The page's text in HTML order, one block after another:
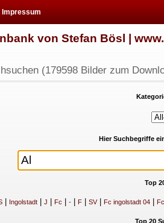
Impressum
von Stefan Bösl |
(179598 Bilder zum
Hier Suchbegriffe
Top
| Ingolstadt| J Fc -| F| SV| Fc ingolstadt 04|
Top 20